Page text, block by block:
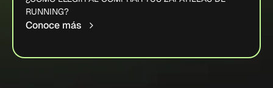
RUNNING?
Conoce más